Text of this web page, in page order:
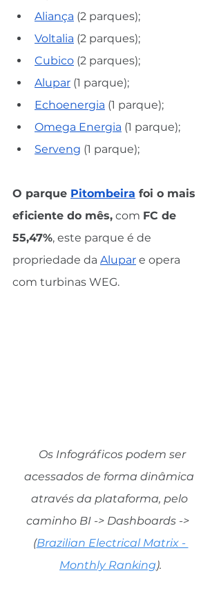
Aliança (2 parques);
Voltalia (2 parques);
Cubico (2 parques);
Alupar (1 parque);
Echoenergia (1 parque);
Omega Energia (1 parque);
Serveng (1 parque);
O parque Pitombeira foi o mais
eficiente do mês, com FC de
55,47%, este parque é de
propriedade da Alupar e opera
com turbinas WEG.
acessados de forma dinâmica
através da plataforma, pelo
caminho BI -> Dashboards ->
(Brazilian Electrical Matrix -
Monthly Ranking).